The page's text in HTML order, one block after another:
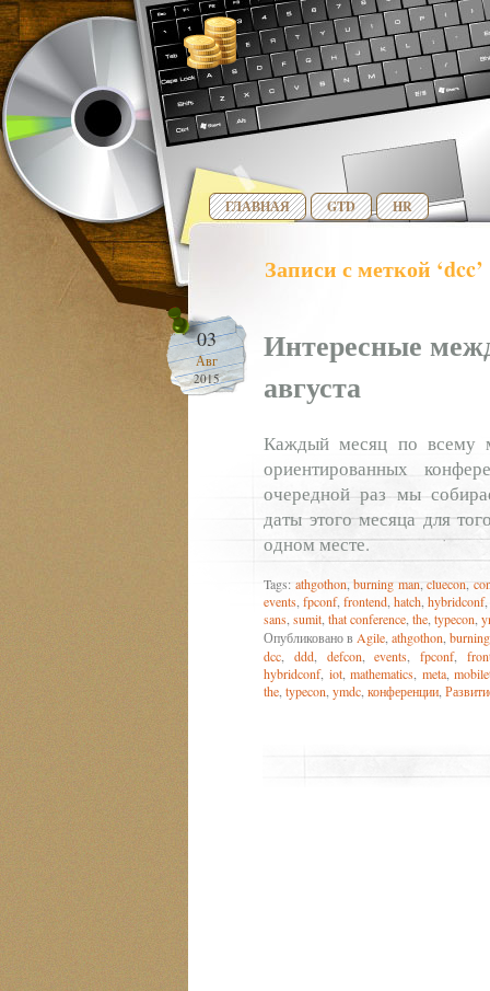
ГЛАВНАЯ GTD HR
Записи с меткой ‘dcc’
03
Авг
2015
Интересные
августа
Каждый месяц по всему
ориентированных
очередной раз мы
даты этого месяца для
одном месте.
Tags: athgothon ,burning man ,cluecon,
events fpconf, frontend hatch hybridconf,
sans sumit that conference the typecon
Опубликовано в Agile athgothon
dcc
ddd, defcon ,events ,fpconf,
hybridconf, iot,mathematics meta,
the typecon ymdc конференции